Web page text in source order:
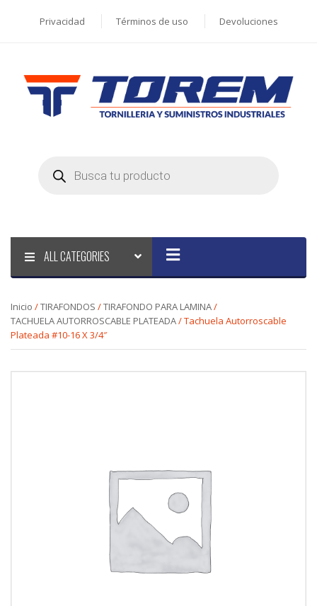
Privacidad Términos de uso Devoluciones
search
ALL CATEGORIES
Inicio /TIRAFONDOS /TIRAFONDO PARA LAMINA/
TACHUELA AUTORROSCABLE PLATEADA/ Tachuela Autorroscable
Plateada #10-16 X 3/4″